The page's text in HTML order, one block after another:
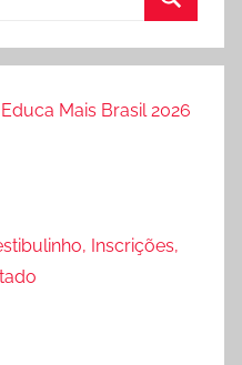
Mais Brasil 2026
Inscrições,